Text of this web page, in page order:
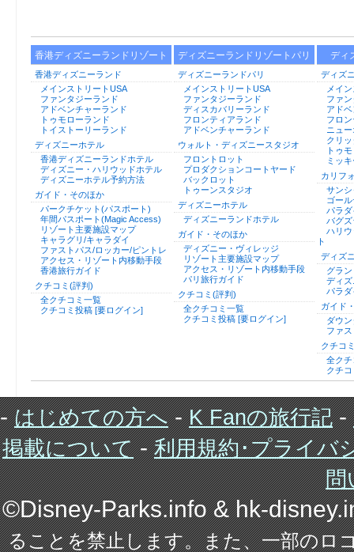
香港ディズニーランドリゾート
香港ディズニーランド
メインストリートUSA
ファンタジーランド
アドベンチャーランド
トゥモローランド
トイストーリーランド
ディズニーホテル
香港ディズニーランドホテル
ディズニー・ハリウッドホテル
ディズニーホテル予約方法
ガイド・そのほか
パークチケット(パスポート)
年間パスポート(Magic Access)
リゾート主要施設マップ
キャラグリ/キャラダイ
ファストパス/ロッカー/ピントレ
アクセス・リゾート内移動手段
香港旅行ガイド
クチコミ(評判)
全クチコミ一覧
クチコミ投稿 [要ログイン]
ディズニーランドリゾートパリ
ディズニーランドパリ
メインストリートUSA
ファンタジーランド
ディスカバリーランド
フロンティアランド
アドベンチャーランド
ウォルト・ディズニースタジオ
フロントロット
プロダクションコートヤード
バックロット
トゥーンスタジオ
ディズニーホテル
ディズニーランドホテル
ガイド・そのほか
ディズニー・ヴィレッジ
リゾート主要施設マップ
アクセス・リゾート内移動手段
パリ旅行ガイド
クチコミ(評判)
全クチコミ一覧
クチコミ投稿 [要ログイン]
ディ
ディズ
メイ
ファ
アド
フロ
ニュ
クリ
トゥ
ミッ
カリフ
サン
ゴー
パラ
バグ
ハリ
ト
ディズ
グラ
ディ
パラ
ガイド
ダウ
ファ
クチコ
全ク
クチ
-はじめての方へ-K Fanの旅行記-
掲載について-利用規約･プライバ
問
©Disney-Parks.info & hk-
ることを禁止します。また、一部のロ